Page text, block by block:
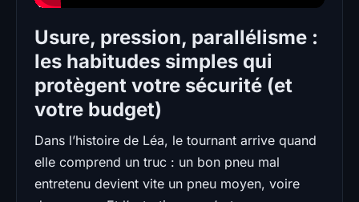
Usure, pression, parallélisme :
les habitudes simples qui
protègent votre sécurité (et
votre budget)
Dans l’histoire de Léa, le tournant arrive quand
elle comprend un truc : un bon pneu mal
entretenu devient vite un pneu moyen, voire